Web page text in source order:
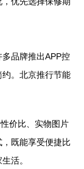
品牌推出APP控
。北京推行节能
价比、实物图片
既能享受便捷比
活。